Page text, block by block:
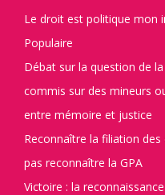
Le droit est politique mon
Populaire
Débat sur la question de
commis sur des mineurs
entre mémoire et justice
Reconnaître la filiation des
pas reconnaître la GPA
Victoire : la